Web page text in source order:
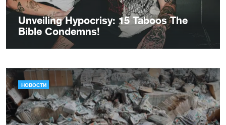
НОВОСТИ